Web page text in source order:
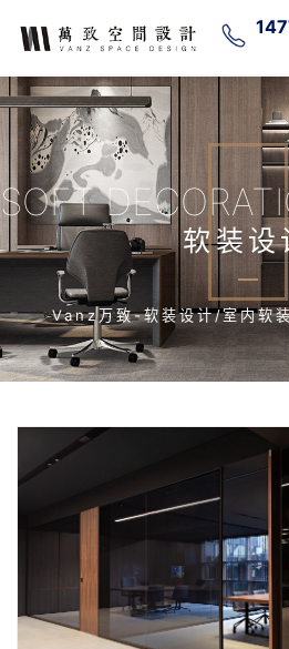
SOFT
软装设
Vanz万致-软装设计/室内软